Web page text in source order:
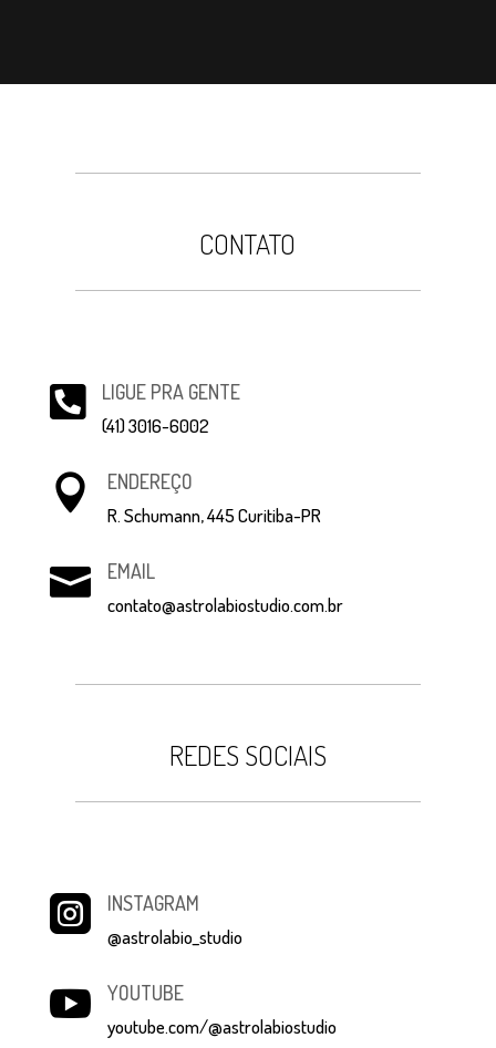
CONTATO
 LIGUE PRA GENTE
(41) 3016-6002
 ENDEREÇO
R. Schumann, 445 Curitiba-PR
 EMAIL
contato@astrolabiostudio.com.br
REDES SOCIAIS
 INSTAGRAM
@astrolabio_studio
 YOUTUBE
youtube.com/@astrolabiostudio